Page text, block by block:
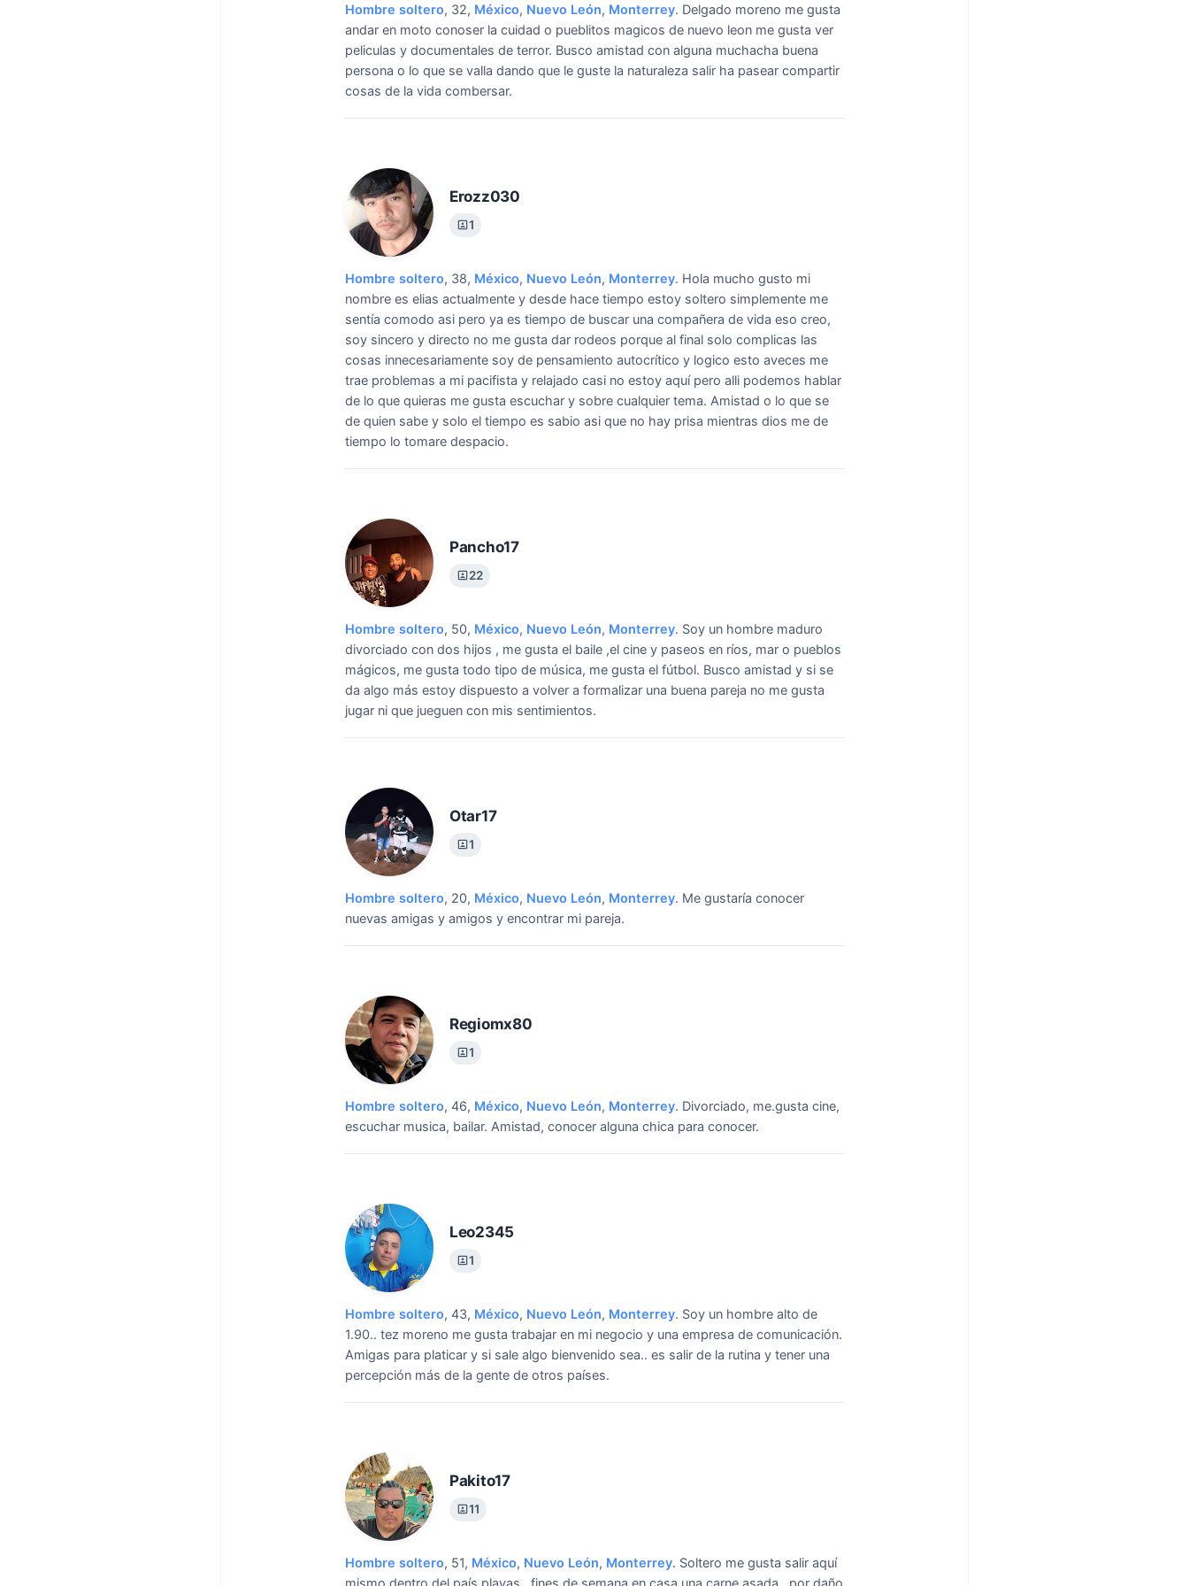
Hombre soltero, 32, México, Nuevo León, Monterrey. Delgado moreno me gusta
andar en moto conoser la cuidad o pueblitos magicos de nuevo leon me gusta ver
peliculas y documentales de terror. Busco amistad con alguna muchacha buena
persona o lo que se valla dando que le guste la naturaleza salir ha pasear compartir
cosas de la vida combersar.
Erozz030
1
Hombre soltero, 38, México, Nuevo León, Monterrey. Hola mucho gusto mi
nombre es elias actualmente y desde hace tiempo estoy soltero simplemente me
sentía comodo asi pero ya es tiempo de buscar una compañera de vida eso creo,
soy sincero y directo no me gusta dar rodeos porque al final solo complicas las
cosas innecesariamente soy de pensamiento autocrítico y logico esto aveces me
trae problemas a mi pacifista y relajado casi no estoy aquí pero alli podemos hablar
de lo que quieras me gusta escuchar y sobre cualquier tema. Amistad o lo que se
de quien sabe y solo el tiempo es sabio asi que no hay prisa mientras dios me de
tiempo lo tomare despacio.
Pancho17
22
Hombre soltero, 50, México, Nuevo León, Monterrey. Soy un hombre maduro
divorciado con dos hijos , me gusta el baile ,el cine y paseos en ríos, mar o pueblos
mágicos, me gusta todo tipo de música, me gusta el fútbol. Busco amistad y si se
da algo más estoy dispuesto a volver a formalizar una buena pareja no me gusta
jugar ni que jueguen con mis sentimientos.
Otar17
1
Hombre soltero, 20, México, Nuevo León, Monterrey. Me gustaría conocer
nuevas amigas y amigos y encontrar mi pareja.
Regiomx80
1
Hombre soltero, 46, México, Nuevo León, Monterrey. Divorciado, me.gusta cine,
escuchar musica, bailar. Amistad, conocer alguna chica para conocer.
Leo2345
1
Hombre soltero, 43, México, Nuevo León, Monterrey. Soy un hombre alto de
1.90.. tez moreno me gusta trabajar en mi negocio y una empresa de comunicación.
Amigas para platicar y si sale algo bienvenido sea.. es salir de la rutina y tener una
percepción más de la gente de otros países.
Pakito17
11
Hombre soltero, 51, México, Nuevo León, Monterrey. Soltero me gusta salir aquí